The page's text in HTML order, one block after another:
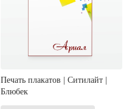
Печать плакатов | Ситилайт |
Блюбек